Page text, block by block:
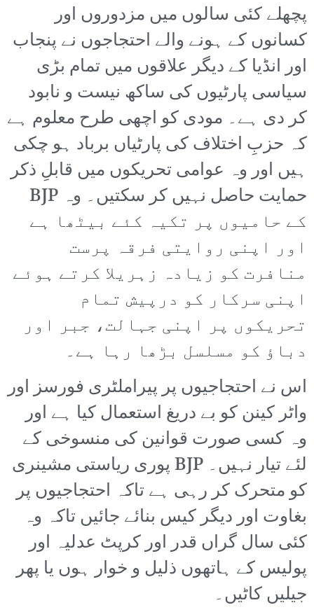
پچھلے کئی سالوں میں مزدوروں اور
کسانوں کے ہونے والے احتجاجوں نے پنجاب
اور انڈیا کے دیگر علاقوں میں تمام بڑی
سیاسی پارٹیوں کی ساکھ نیست و نابود
کر دی ہے۔ مودی کو اچھی طرح معلوم ہے
کہ حزبِ اختلاف کی پارٹیاں برباد ہو چکی
ہیں اور وہ عوامی تحریکوں میں قابلِ ذکر
حمایت حاصل نہیں کر سکتیں۔ وہ BJP
کے حامیوں پر تکیہ کئے بیٹھا ہے
اور اپنی روایتی فرقہ پرست
منافرت کو زیادہ زہریلا کرتے ہوئے
اپنی سرکار کو درپیش تمام
تحریکوں پر اپنی جہالت، جبر اور
دباؤ کو مسلسل بڑھا رہا ہے۔
اس نے احتجاجیوں پر پیراملٹری فورسز اور
واٹر کینن کو بے دریغ استعمال کیا ہے اور
وہ کسی صورت قوانین کی منسوخی کے
لئے تیار نہیں۔ BJP پوری ریاستی مشینری
کو متحرک کر رہی ہے تاکہ احتجاجیوں پر
بغاوت اور دیگر کیس بنائے جائیں تاکہ وہ
کئی سال گراں قدر اور کرپٹ عدلیہ اور
پولیس کے ہاتھوں ذلیل و خوار ہوں یا پھر
جیلیں کاٹیں۔